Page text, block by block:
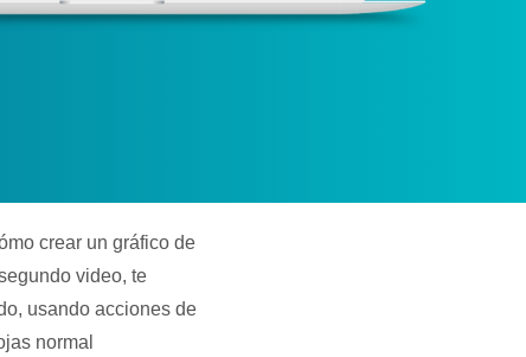
crear un gráfico de
video, te
usando acciones de
normal